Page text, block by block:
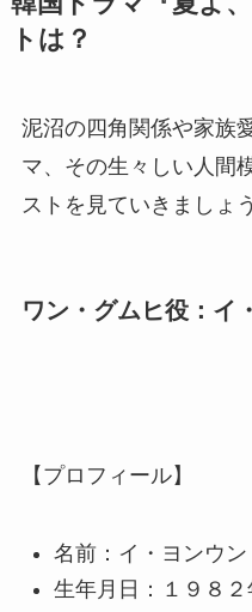
トは？
泥沼の四角関係や家族
マ、その生々しい人間
ストを見ていきましょ
ワン・グムヒ役：イ
【プロフィール】
名前：イ・ヨンウン
生年月日：１９８２